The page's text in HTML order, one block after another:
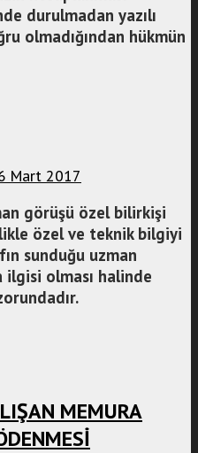
durulmadan yazılı
olmadığından hükmün
Mart 2017
görüşü özel bilirkişi
özel ve teknik bilgiyi
sunduğu uzman
ilgisi olması halinde
MEMURA